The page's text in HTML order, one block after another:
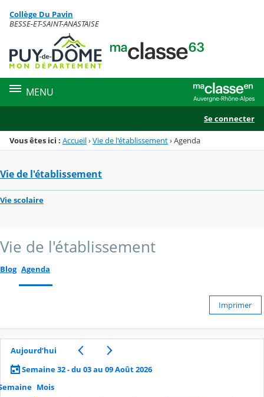
Menu de la rubrique
Contenu
Collège Du Pavin
BESSE-ET-SAINT-ANASTAISE
MENU
Se connecter
Vous êtes ici : Accueil›Vie de l'établissement›Agenda
Vie de l'établissement
Vie scolaire
Vie de l'établissement
Blog Agenda
Imprimer
Aujourd’hui
Semaine 32 - du 03 au 09 Août 2026
Mois